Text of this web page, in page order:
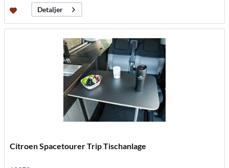
Detaljer
Citroen Spacetourer Trip Tischanlage